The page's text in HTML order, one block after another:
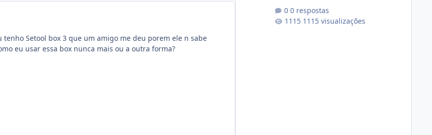
Setool box 3 que um amigo me deu porem ele n sabe
eu usar essa box nunca mais ou a outra forma?
0 respostas
1115 visualizações